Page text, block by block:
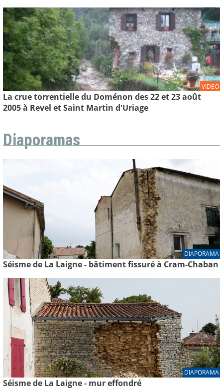
VIDEO
La crue torrentielle du Doménon des 22 et 23 août
2005 à Revel et Saint Martin d'Uriage
Diaporamas
DIAPORAMA
Séisme de La Laigne - bâtiment fissuré à Cram-Chaban
DIAPORAMA
Séisme de La Laigne - mur effondré